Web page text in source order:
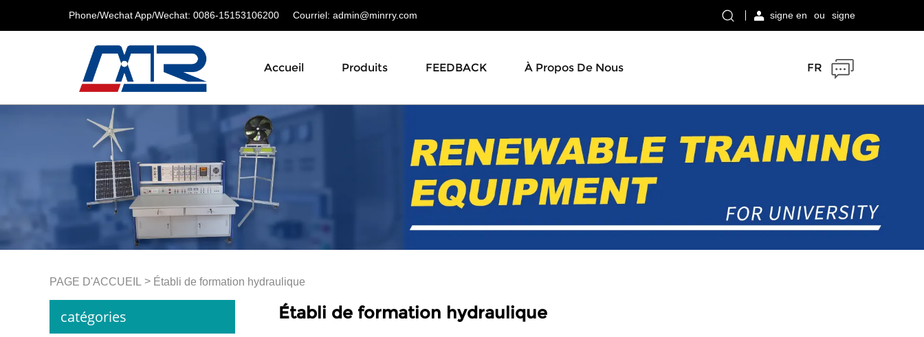
Phone/Wechat App/Wechat: 0086-15153106200 Courriel: admin@minrry.com signe en ou signe
Accueil Produits FEEDBACK À Propos De Nous FR
PAGE D'ACCUEIL > Établi de formation hydraulique
catégories Établi de formation hydraulique